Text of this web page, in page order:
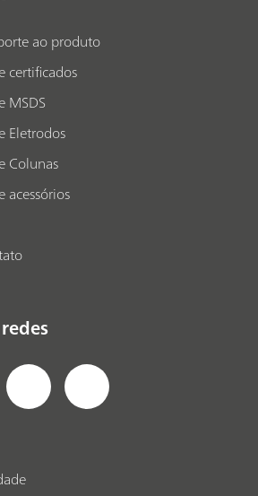
ao produto
certificados
MSDS
Eletrodos
Colunas
acessórios